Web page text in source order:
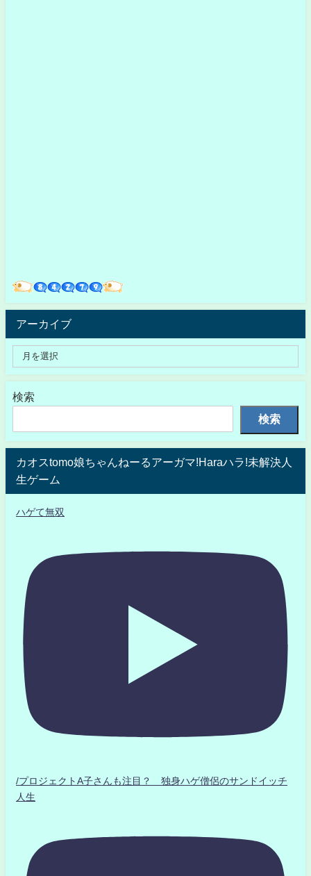
アーカイブ
検索
検索
カオスtomo娘ちゃんねーるアーガマ!Haraハラ!未解決人
生ゲーム
ハゲて無双
/プロジェクトA子さんも注目？ 独身ハゲ僧侶のサンドイッチ
人生